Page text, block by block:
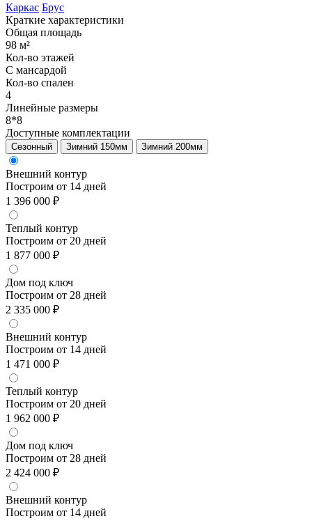
Каркас Брус
Краткие характеристики
Общая площадь
98 м²
Кол-во этажей
С мансардой
Кол-во спален
4
Линейные размеры
8*8
Доступные комплектации
Сезонный Зимний 150мм Зимний 200мм
Внешний контур
Построим от 14 дней
1 396 000 ₽
Теплый контур
Построим от 20 дней
1 877 000 ₽
Дом под ключ
Построим от 28 дней
2 335 000 ₽
Внешний контур
Построим от 14 дней
1 471 000 ₽
Теплый контур
Построим от 20 дней
1 962 000 ₽
Дом под ключ
Построим от 28 дней
2 424 000 ₽
Внешний контур
Построим от 14 дней